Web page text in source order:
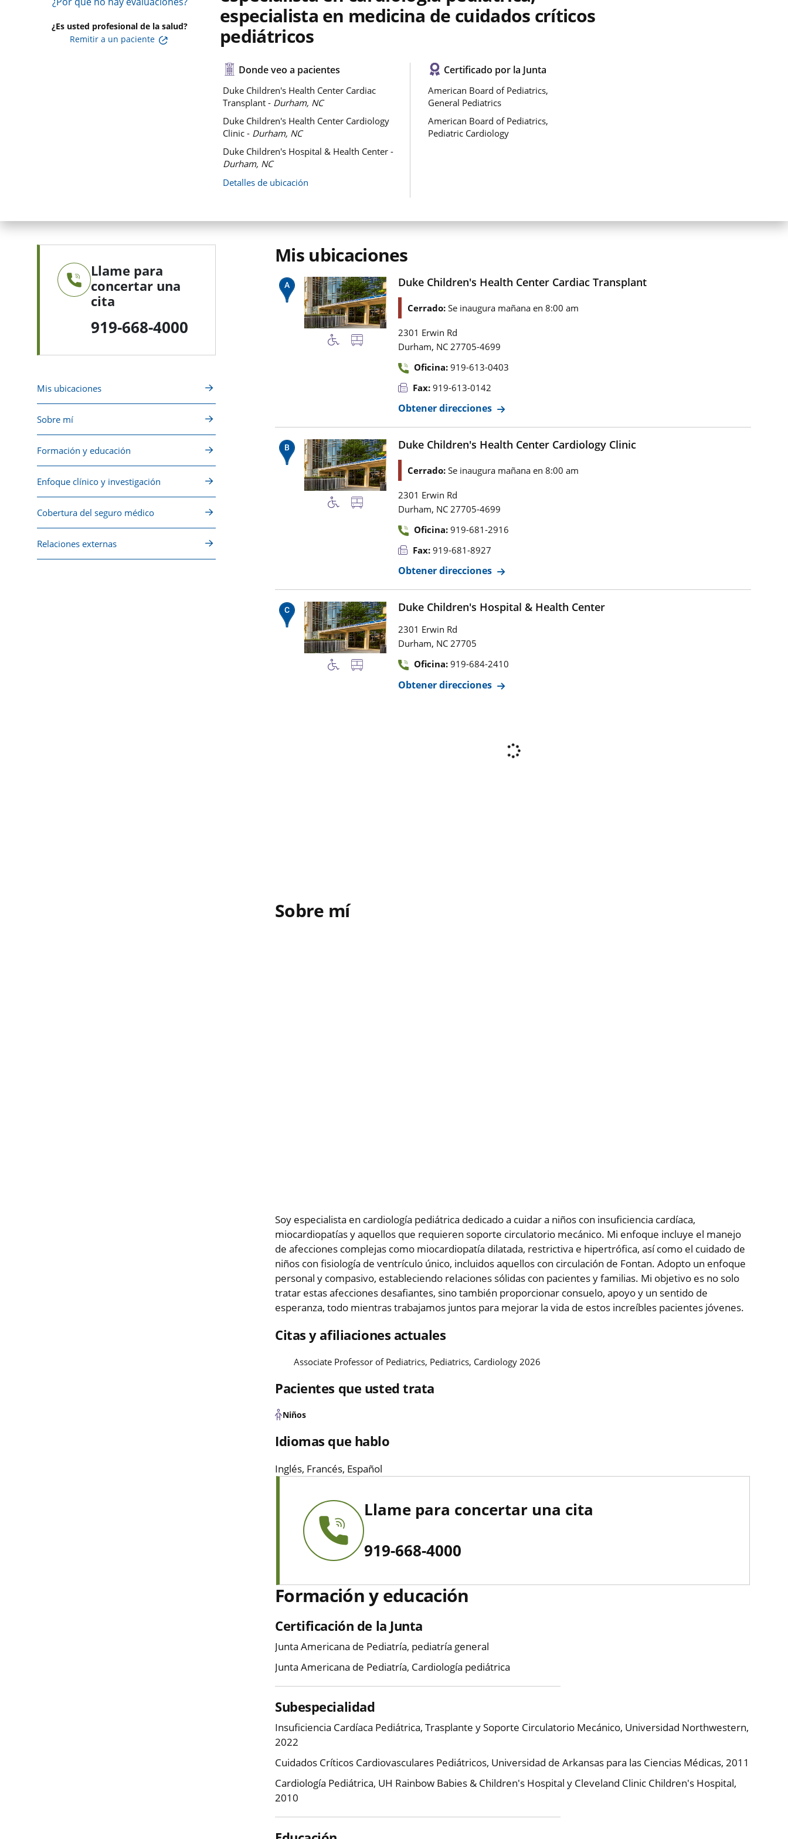
¿Es usted profesional de la salud?
Remitir a un paciente
especialista en medicina de cuidados críticos
pediátricos
Donde veo a pacientes
Duke Children's Health Center Cardiac
Transplant - Durham, NC
Duke Children's Health Center Cardiology
Clinic - Durham, NC
Duke Children's Hospital & Health Center -
Durham, NC
Detalles de ubicación
Certificado por la Junta
American Board of Pediatrics,
General Pediatrics
American Board of Pediatrics,
Pediatric Cardiology
Llame para
concertar una
cita
919-668-4000
Mis ubicaciones
Sobre mí
Formación y educación
Enfoque clínico y investigación
Cobertura del seguro médico
Relaciones externas
Mis ubicaciones
Duke Children's Health Center Cardiac Transplant
Cerrado: Se inaugura mañana en 8:00 am
2301 Erwin Rd
Durham, NC 27705-4699
Oficina: 919-613-0403
Fax: 919-613-0142
Obtener direcciones
Duke Children's Health Center Cardiology Clinic
Cerrado: Se inaugura mañana en 8:00 am
2301 Erwin Rd
Durham, NC 27705-4699
Oficina: 919-681-2916
Fax: 919-681-8927
Obtener direcciones
Duke Children's Hospital & Health Center
2301 Erwin Rd
Durham, NC 27705
Oficina: 919-684-2410
Obtener direcciones
Sobre mí
Soy especialista en cardiología pediátrica dedicado a cuidar a niños con insuficiencia cardíaca,
miocardiopatías y aquellos que requieren soporte circulatorio mecánico. Mi enfoque incluye el manejo
de afecciones complejas como miocardiopatía dilatada, restrictiva e hipertrófica, así como el cuidado de
niños con fisiología de ventrículo único, incluidos aquellos con circulación de Fontan. Adopto un enfoque
personal y compasivo, estableciendo relaciones sólidas con pacientes y familias. Mi objetivo es no solo
tratar estas afecciones desafiantes, sino también proporcionar consuelo, apoyo y un sentido de
esperanza, todo mientras trabajamos juntos para mejorar la vida de estos increíbles pacientes jóvenes.
Citas y afiliaciones actuales
Associate Professor of Pediatrics, Pediatrics, Cardiology 2026
Pacientes que usted trata
Niños
Idiomas que hablo
Inglés, Francés, Español
Llame para concertar una cita
919-668-4000
Formación y educación
Certificación de la Junta
Junta Americana de Pediatría, pediatría general
Junta Americana de Pediatría, Cardiología pediátrica
Subespecialidad
Insuficiencia Cardíaca Pediátrica, Trasplante y Soporte Circulatorio Mecánico, Universidad Northwestern,
2022
Cuidados Críticos Cardiovasculares Pediátricos, Universidad de Arkansas para las Ciencias Médicas, 2011
Cardiología Pediátrica, UH Rainbow Babies & Children's Hospital y Cleveland Clinic Children's Hospital,
2010